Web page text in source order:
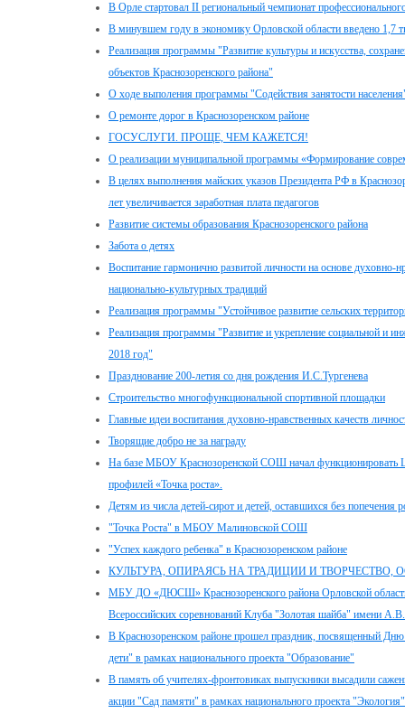
В Орле стартовал II региональный чемпионат
В минувшем году в экономику Орловской области введено 1,7
Реализация программы "Развитие культуры и искусства,
объектов Краснозоренского района"
О ходе выполения программы "Содействия занятости
О ремонте дорог в Краснозоренском районе
ГОСУСЛУГИ. ПРОЩЕ, ЧЕМ КАЖЕТСЯ!
О реализации муниципальной программы «Формирование
В целях выполнения майских указов Президента РФ в
лет увеличивается заработная плата педагогов
Развитие системы образования Краснозоренского района
Забота о детях
Воспитание гармонично развитой личности на основе духовно-
национально-культурных традиций
Реализация программы "Устойчивое развитие сельских
Реализация программы "Развитие и укрепление социальной и
2018 год"
Празднование 200-летия со дня рождения И.С.Тургенева
Строительство многофункциональной спортивной площадки
Главные идеи воспитания духовно-нравственных качеств
Творящие добро не за награду
На базе МБОУ Краснозоренской СОШ начал функционировать
профилей «Точка роста».
Детям из числа детей-сирот и детей, оставшихся без попечения
"Точка Роста" в МБОУ Малиновской СОШ
"Успех каждого ребенка" в Краснозоренском районе
КУЛЬТУРА, ОПИРАЯСЬ НА ТРАДИЦИИ И
МБУ ДО «ДЮСШ» Краснозоренского района Орловской области
Всероссийских соревнований Клуба "Золотая шайба" имени
В Краснозоренском районе прошел праздник, посвященный
дети" в рамках национального проекта "Образование"
В память об учителях-фронтовиках выпускники высадили
акции "Сад памяти" в рамках национального проекта "Экология"